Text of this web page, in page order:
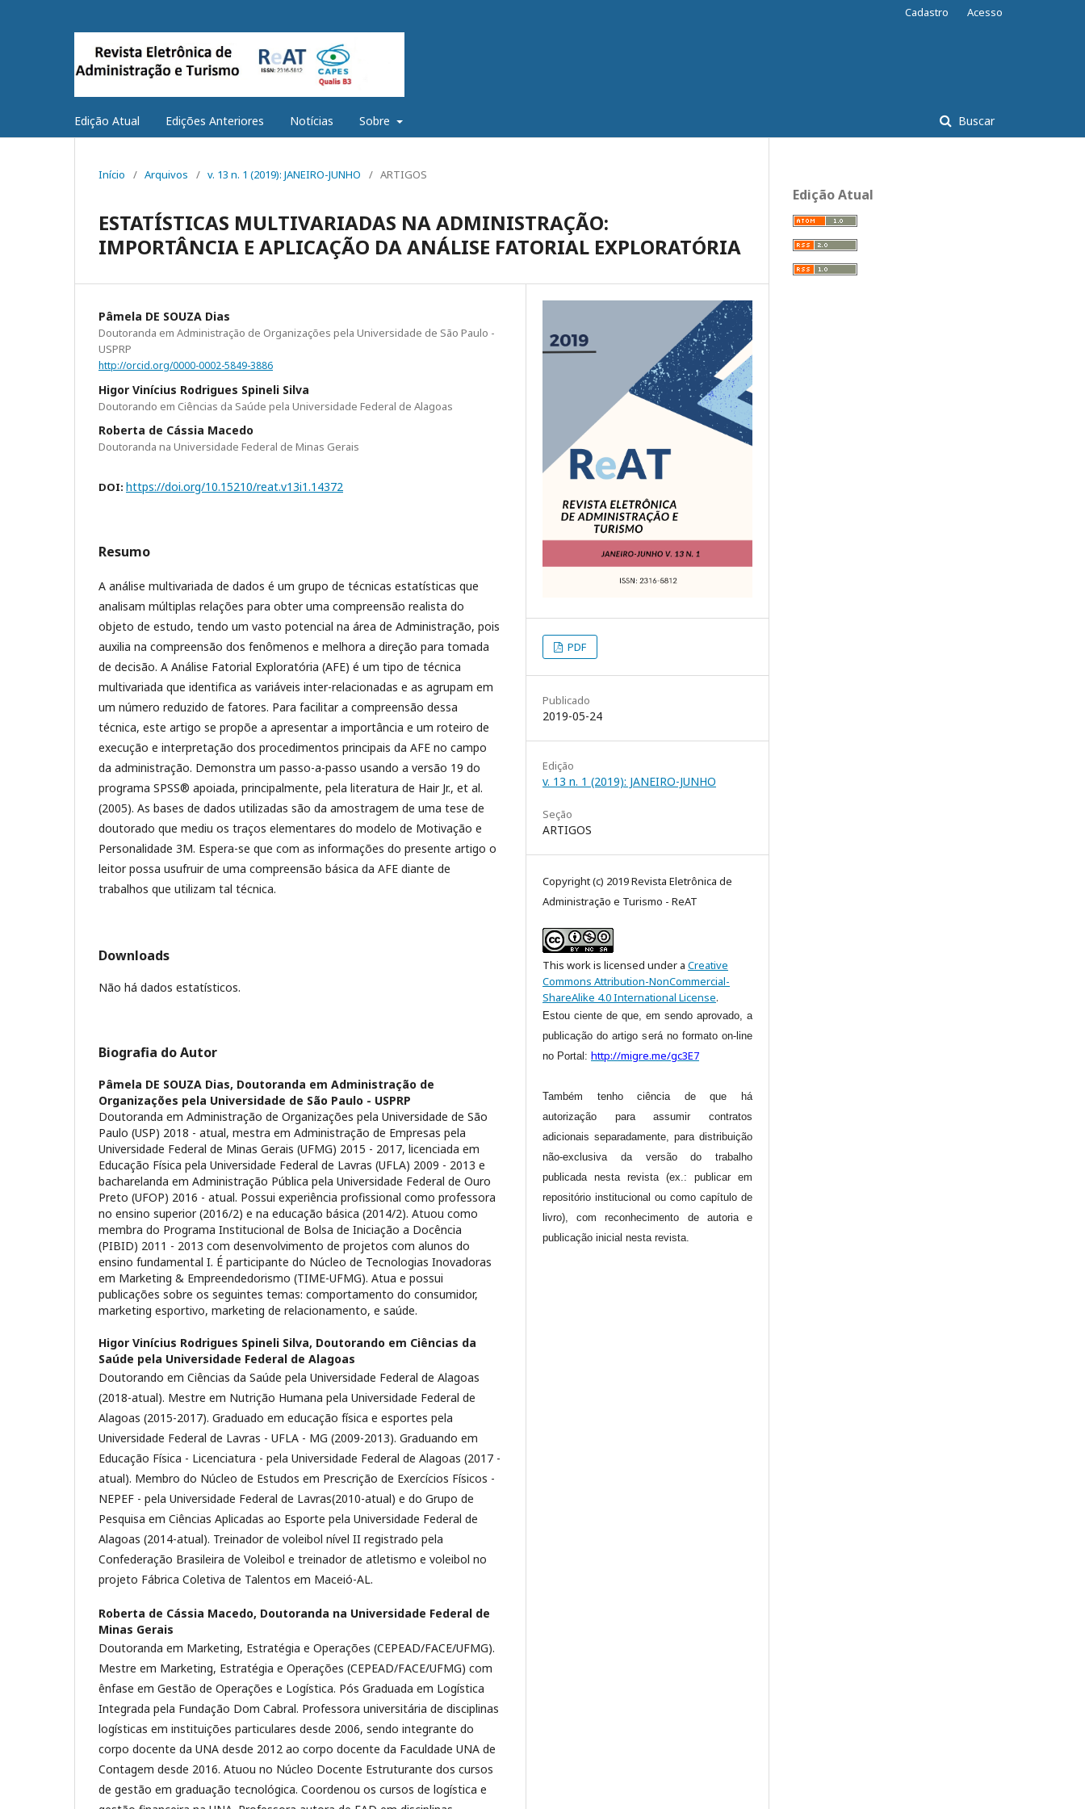
Edição Atual Edições Anteriores Notícias Sobre Buscar
Cadastro Acesso
Início / Arquivos / v. 13 n. 1 (2019): JANEIRO-JUNHO / ARTIGOS
ESTATÍSTICAS MULTIVARIADAS NA ADMINISTRAÇÃO:
IMPORTÂNCIA E APLICAÇÃO DA ANÁLISE FATORIAL EXPLORATÓRIA
Pâmela DE SOUZA Dias
Doutoranda em Administração de Organizações pela Universidade de São Paulo -
USPRP
http://orcid.org/0000-0002-5849-3886
Higor Vinícius Rodrigues Spineli Silva
Doutorando em Ciências da Saúde pela Universidade Federal de Alagoas
Roberta de Cássia Macedo
Doutoranda na Universidade Federal de Minas Gerais
DOI: https://doi.org/10.15210/reat.v13i1.14372
Resumo
A análise multivariada de dados é um grupo de técnicas estatísticas que
analisam múltiplas relações para obter uma compreensão realista do
objeto de estudo, tendo um vasto potencial na área de Administração, pois
auxilia na compreensão dos fenômenos e melhora a direção para tomada
de decisão. A Análise Fatorial Exploratória (AFE) é um tipo de técnica
multivariada que identifica as variáveis inter-relacionadas e as agrupam em
um número reduzido de fatores. Para facilitar a compreensão dessa
técnica, este artigo se propõe a apresentar a importância e um roteiro de
execução e interpretação dos procedimentos principais da AFE no campo
da administração. Demonstra um passo-a-passo usando a versão 19 do
programa SPSS® apoiada, principalmente, pela literatura de Hair Jr., et al.
(2005). As bases de dados utilizadas são da amostragem de uma tese de
doutorado que mediu os traços elementares do modelo de Motivação e
Personalidade 3M. Espera-se que com as informações do presente artigo o
leitor possa usufruir de uma compreensão básica da AFE diante de
trabalhos que utilizam tal técnica.
Downloads
Não há dados estatísticos.
Biografia do Autor
Pâmela DE SOUZA Dias, Doutoranda em Administração de
Organizações pela Universidade de São Paulo - USPRP
Doutoranda em Administração de Organizações pela Universidade de São
Paulo (USP) 2018 - atual, mestra em Administração de Empresas pela
Universidade Federal de Minas Gerais (UFMG) 2015 - 2017, licenciada em
Educação Física pela Universidade Federal de Lavras (UFLA) 2009 - 2013 e
bacharelanda em Administração Pública pela Universidade Federal de Ouro
Preto (UFOP) 2016 - atual. Possui experiência profissional como professora
no ensino superior (2016/2) e na educação básica (2014/2). Atuou como
membra do Programa Institucional de Bolsa de Iniciação a Docência
(PIBID) 2011 - 2013 com desenvolvimento de projetos com alunos do
ensino fundamental I. É participante do Núcleo de Tecnologias Inovadoras
em Marketing & Empreendedorismo (TIME-UFMG). Atua e possui
publicações sobre os seguintes temas: comportamento do consumidor,
marketing esportivo, marketing de relacionamento, e saúde.
Higor Vinícius Rodrigues Spineli Silva, Doutorando em Ciências da
Saúde pela Universidade Federal de Alagoas
Doutorando em Ciências da Saúde pela Universidade Federal de Alagoas
(2018-atual). Mestre em Nutrição Humana pela Universidade Federal de
Alagoas (2015-2017). Graduado em educação física e esportes pela
Universidade Federal de Lavras - UFLA - MG (2009-2013). Graduando em
Educação Física - Licenciatura - pela Universidade Federal de Alagoas (2017 -
atual). Membro do Núcleo de Estudos em Prescrição de Exercícios Físicos -
NEPEF - pela Universidade Federal de Lavras(2010-atual) e do Grupo de
Pesquisa em Ciências Aplicadas ao Esporte pela Universidade Federal de
Alagoas (2014-atual). Treinador de voleibol nível II registrado pela
Confederação Brasileira de Voleibol e treinador de atletismo e voleibol no
projeto Fábrica Coletiva de Talentos em Maceió-AL.
Roberta de Cássia Macedo, Doutoranda na Universidade Federal de
Minas Gerais
Doutoranda em Marketing, Estratégia e Operações (CEPEAD/FACE/UFMG).
Mestre em Marketing, Estratégia e Operações (CEPEAD/FACE/UFMG) com
ênfase em Gestão de Operações e Logística. Pós Graduada em Logística
Integrada pela Fundação Dom Cabral. Professora universitária de disciplinas
logísticas em instituições particulares desde 2006, sendo integrante do
corpo docente da UNA desde 2012 ao corpo docente da Faculdade UNA de
Contagem desde 2016. Atuou no Núcleo Docente Estruturante dos cursos
de gestão em graduação tecnológica. Coordenou os cursos de logística e
PDF
Publicado
2019-05-24
Edição
v. 13 n. 1 (2019): JANEIRO-JUNHO
Seção
ARTIGOS
Copyright (c) 2019 Revista Eletrônica de
Administração e Turismo - ReAT
This work is licensed under a Creative
Commons Attribution-NonCommercial-
ShareAlike 4.0 International License.
Estou ciente de que, em sendo aprovado, a
publicação do artigo será no formato on-line
no Portal: http://migre.me/gc3E7
Também tenho ciência de que há
autorização para assumir contratos
adicionais separadamente, para distribuição
não-exclusiva da versão do trabalho
publicada nesta revista (ex.: publicar em
repositório institucional ou como capítulo de
livro), com reconhecimento de autoria e
publicação inicial nesta revista.
Edição Atual